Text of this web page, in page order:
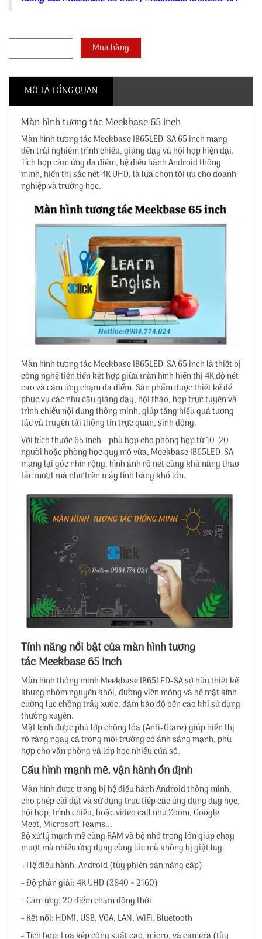
MÔ TẢ TỔNG QUAN
Màn hình tương tác Meekbase 65 inch
Màn hình tương tác Meekbase IB65LED-SA 65 inch mang
đến trải nghiệm trình chiếu, giảng dạy và hội họp hiện đại.
Tích hợp cảm ứng đa điểm, hệ điều hành Android thông
minh, hiển thị sắc nét 4K UHD, là lựa chọn tối ưu cho doanh
nghiệp và trường học.
Màn hình tương tác Meekbase IB65LED-SA 65 inch là thiết bị
công nghệ tiên tiến kết hợp giữa màn hình hiển thị 4K độ nét
cao và cảm ứng chạm đa điểm. Sản phẩm được thiết kế để
phục vụ các nhu cầu giảng dạy, hội thảo, họp trực tuyến và
trình chiếu nội dung thông minh, giúp tăng hiệu quả tương
tác và truyền tải thông tin trực quan, sinh động.
Với kích thước 65 inch – phù hợp cho phòng họp từ 10–20
người hoặc phòng học quy mô vừa, Meekbase IB65LED-SA
mang lại góc nhìn rộng, hình ảnh rõ nét cùng khả năng thao
tác mượt mà như trên máy tính bảng khổ lớn.
Tính năng nổi bật của màn hình tương
tác Meekbase 65 inch
Màn hình thông minh Meekbase IB65LED-SA sở hữu thiết kế
khung nhôm nguyên khối, đường viền mỏng và bề mặt kính
cường lực chống trầy xước, đảm bảo độ bền cao khi sử dụng
thường xuyên.
Mặt kính được phủ lớp chống lóa (Anti-Glare) giúp hiển thị
rõ ràng ngay cả trong môi trường có ánh sáng mạnh, phù
hợp cho văn phòng và lớp học nhiều cửa sổ.
Cấu hình mạnh mẽ, vận hành ổn định
Màn hình được trang bị hệ điều hành Android thông minh,
cho phép cài đặt và sử dụng trực tiếp các ứng dụng dạy học,
hội họp, trình chiếu, hoặc video call như Zoom, Google
Meet, Microsoft Teams...
Bộ xử lý mạnh mẽ cùng RAM và bộ nhớ trong lớn giúp chạy
mượt mà nhiều ứng dụng cùng lúc mà không bị giật lag.
- Hệ điều hành: Android (tùy phiên bản nâng cấp)
- Độ phân giải: 4K UHD (3840 × 2160)
- Cảm ứng: 20 điểm chạm đồng thời
- Kết nối: HDMI, USB, VGA, LAN, WiFi, Bluetooth
- Tích hợp: Loa kép công suất cao, micro, và camera (tùy